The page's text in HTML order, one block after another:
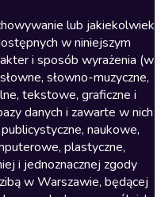
lub jakiekolwiek
w niniejszym
i sposób wyrażenia (w
słowno-muzyczne,
tekstowe, graficzne i
danych i zawarte w nich
naukowe,
plastyczne,
i jednoznacznej zgody
w Warszawie, będącej